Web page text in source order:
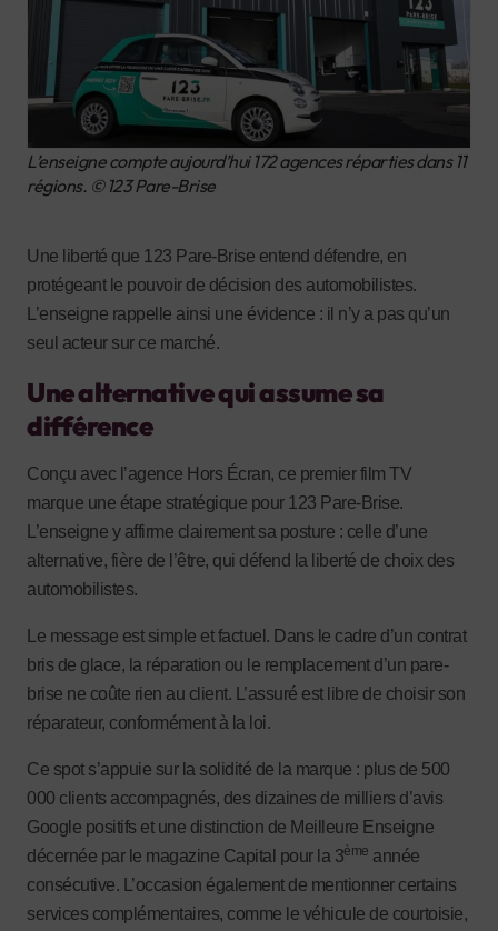
L’enseigne compte aujourd’hui 172 agences réparties dans 11
régions. © 123 Pare-Brise
Une liberté que 123 Pare-Brise entend défendre, en
protégeant le pouvoir de décision des automobilistes.
L’enseigne rappelle ainsi une évidence : il n’y a pas qu’un
seul acteur sur ce marché.
Une alternative qui assume sa
différence
Conçu avec l’agence Hors Écran, ce premier film TV
marque une étape stratégique pour 123 Pare-Brise.
L’enseigne y affirme clairement sa posture : celle d’une
alternative, fière de l’être, qui défend la liberté de choix des
automobilistes.
Le message est simple et factuel. Dans le cadre d’un contrat
bris de glace, la réparation ou le remplacement d’un pare-
brise ne coûte rien au client. L’assuré est libre de choisir son
réparateur, conformément à la loi.
Ce spot s’appuie sur la solidité de la marque : plus de 500
000 clients accompagnés, des dizaines de milliers d’avis
Google positifs et une distinction de Meilleure Enseigne
décernée par le magazine Capital pour la 3ème année
consécutive. L’occasion également de mentionner certains
services complémentaires, comme le véhicule de courtoisie,